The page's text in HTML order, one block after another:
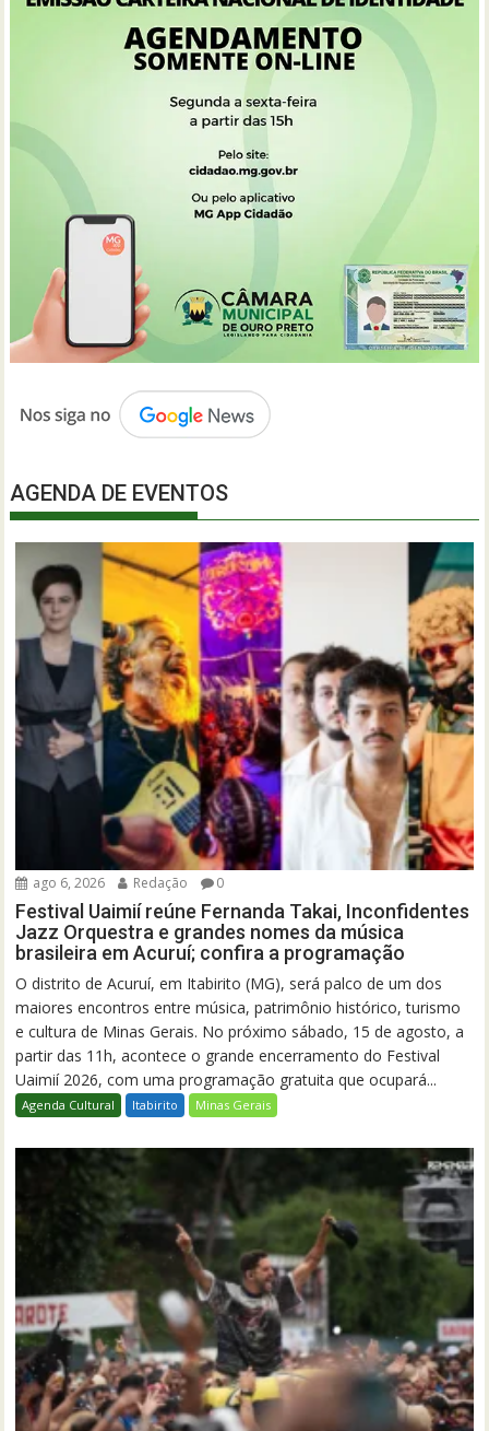
AGENDA DE EVENTOS
ago 6, 2026 Redação 0
Festival Uaimií reúne Fernanda Takai, Inconfidentes
Jazz Orquestra e grandes nomes da música
brasileira em Acuruí; confira a programação
O distrito de Acuruí, em Itabirito (MG), será palco de um dos
maiores encontros entre música, patrimônio histórico, turismo
e cultura de Minas Gerais. No próximo sábado, 15 de agosto, a
partir das 11h, acontece o grande encerramento do Festival
Uaimií 2026, com uma programação gratuita que ocupará...
Agenda Cultural Itabirito Minas Gerais